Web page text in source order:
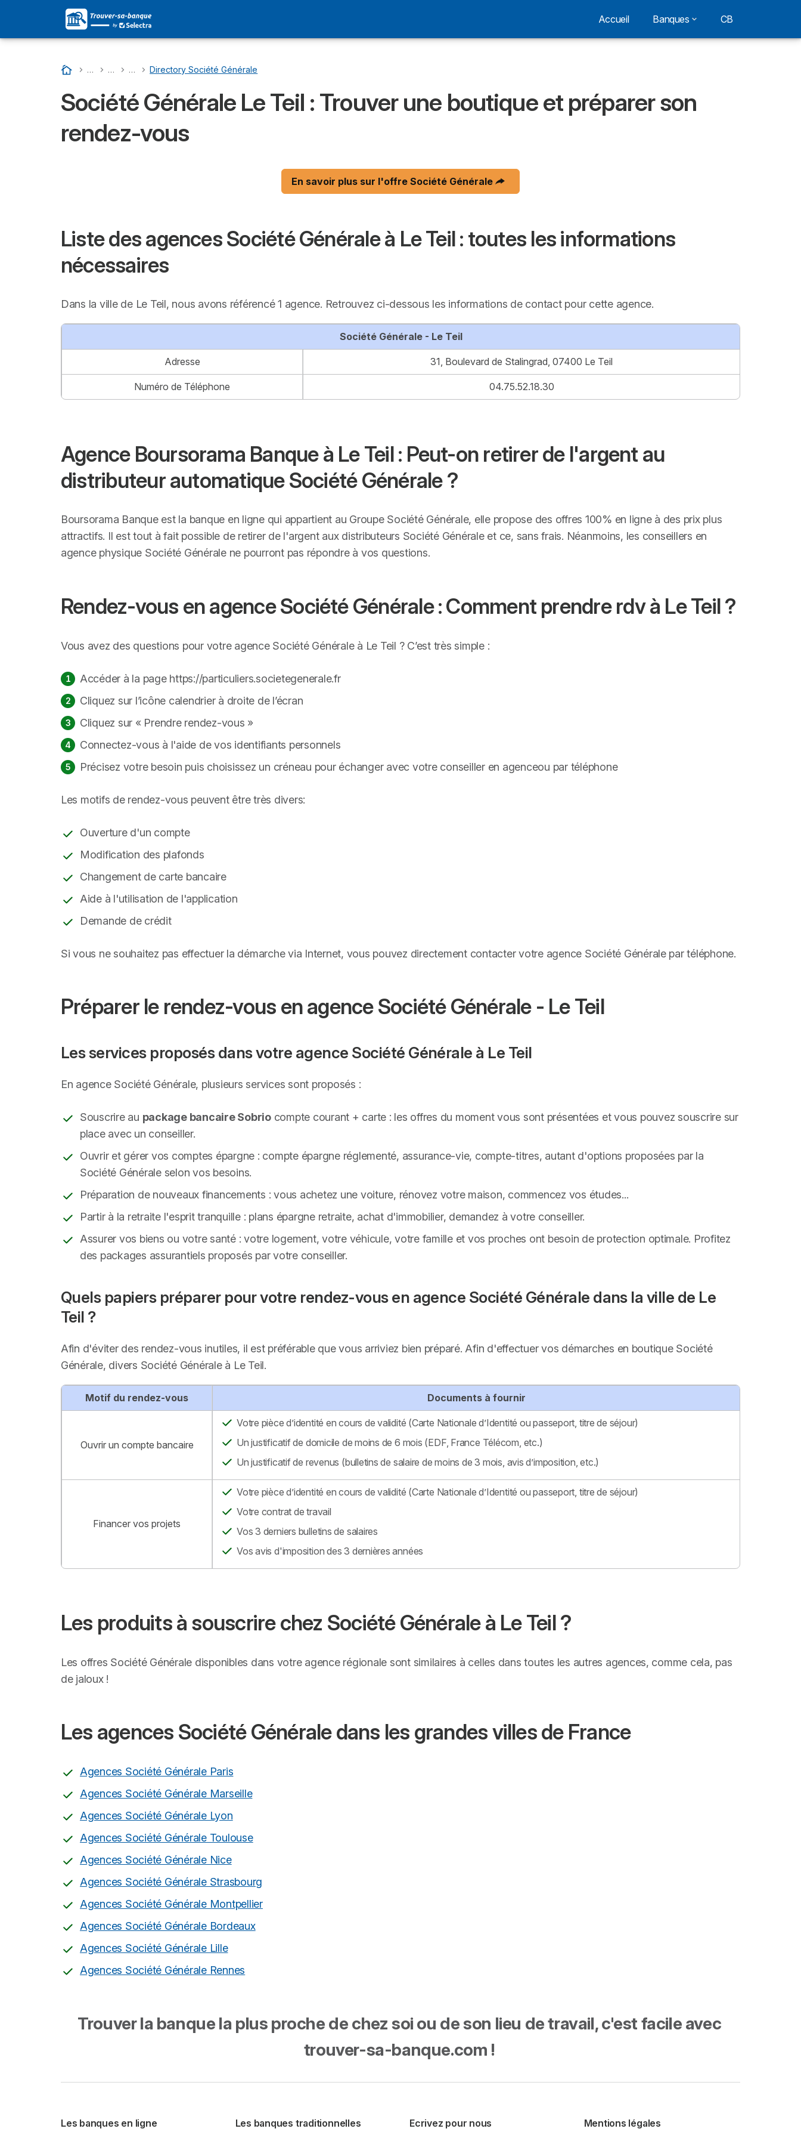
Accueil Banques CB
Accueil
… Liste Des Banques En France
… SOCIÉTÉ GÉNÉRALE : Son Adresse Dans Votre Ville et Avis
… Directory Departments - Société Générale
…
Directory Société Générale
Société Générale Le Teil : Trouver une boutique et préparer son
rendez-vous
En savoir plus sur l'offre Société Générale
Liste des agences Société Générale à Le Teil : toutes les informations
nécessaires
Dans la ville de Le Teil, nous avons référencé 1 agence. Retrouvez ci-dessous les informations de contact pour cette agence.
Société Générale - Le Teil
Adresse 31, Boulevard de Stalingrad, 07400 Le Teil
Numéro de Téléphone 04.75.52.18.30
Agence Boursorama Banque à Le Teil : Peut-on retirer de l'argent au
distributeur automatique Société Générale ?
Boursorama Banque est la banque en ligne qui appartient au Groupe Société Générale, elle propose des offres 100% en ligne à des prix plus
attractifs. Il est tout à fait possible de retirer de l'argent aux distributeurs Société Générale et ce, sans frais. Néanmoins, les conseillers en
agence physique Société Générale ne pourront pas répondre à vos questions.
Rendez-vous en agence Société Générale : Comment prendre rdv à Le Teil ?
Vous avez des questions pour votre agence Société Générale à Le Teil ? C’est très simple :
Accéder à la page https://particuliers.societegenerale.fr
Cliquez sur l’icône calendrier à droite de l’écran
Cliquez sur « Prendre rendez-vous »
Connectez-vous à l'aide de vos identifiants personnels
Précisez votre besoin puis choisissez un créneau pour échanger avec votre conseiller en agenceou par téléphone
Les motifs de rendez-vous peuvent être très divers:
Ouverture d'un compte
Modification des plafonds
Changement de carte bancaire
Aide à l'utilisation de l'application
Demande de crédit
Si vous ne souhaitez pas effectuer la démarche via Internet, vous pouvez directement contacter votre agence Société Générale par téléphone.
Préparer le rendez-vous en agence Société Générale - Le Teil
Les services proposés dans votre agence Société Générale à Le Teil
En agence Société Générale, plusieurs services sont proposés :
Souscrire au package bancaire Sobriocompte courant + carte : les offres du moment vous sont présentées et vous pouvez souscrire sur
place avec un conseiller.
Ouvrir et gérer vos comptes épargne : compte épargne réglementé, assurance-vie, compte-titres, autant d'options proposées par la
Société Générale selon vos besoins.
Préparation de nouveaux financements : vous achetez une voiture, rénovez votre maison, commencez vos études...
Partir à la retraite l'esprit tranquille : plans épargne retraite, achat d'immobilier, demandez à votre conseiller.
Assurer vos biens ou votre santé : votre logement, votre véhicule, votre famille et vos proches ont besoin de protection optimale. Profitez
des packages assurantiels proposés par votre conseiller.
Quels papiers préparer pour votre rendez-vous en agence Société Générale dans la ville de Le
Teil ?
Afin d'éviter des rendez-vous inutiles, il est préférable que vous arriviez bien préparé. Afin d'effectuer vos démarches en boutique Société
Générale, divers Société Générale à Le Teil.
Motif du rendez-vous Documents à fournir
Ouvrir un compte bancaire
Votre pièce d’identité en cours de validité (Carte Nationale d’Identité ou passeport, titre de séjour)
Un justificatif de domicile de moins de 6 mois (EDF, France Télécom, etc.)
Un justificatif de revenus (bulletins de salaire de moins de 3 mois, avis d’imposition, etc.)
Financer vos projets
Votre pièce d’identité en cours de validité (Carte Nationale d’Identité ou passeport, titre de séjour)
Votre contrat de travail
Vos 3 derniers bulletins de salaires
Vos avis d'imposition des 3 dernières années
Les produits à souscrire chez Société Générale à Le Teil ?
Les offres Société Générale disponibles dans votre agence régionale sont similaires à celles dans toutes les autres agences, comme cela, pas
de jaloux !
Les agences Société Générale dans les grandes villes de France
Agences Société Générale Paris
Agences Société Générale Marseille
Agences Société Générale Lyon
Agences Société Générale Toulouse
Agences Société Générale Nice
Agences Société Générale Strasbourg
Agences Société Générale Montpellier
Agences Société Générale Bordeaux
Agences Société Générale Lille
Agences Société Générale Rennes
Trouver la banque la plus proche de chez soi ou de son lieu de travail, c'est facile avec
trouver-sa-banque.com !
Les banques en ligne Les banques traditionnelles Ecrivez pour nous Mentions légales